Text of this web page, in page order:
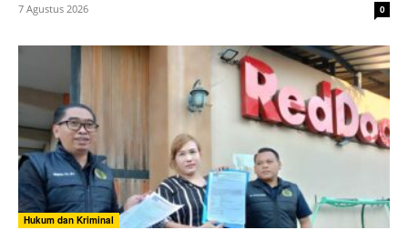
7 Agustus 2026 0
Hukum dan Kriminal